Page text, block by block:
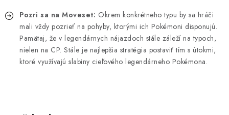
Pozri sa na Moveset: Okrem konkrétneho typu by sa hráči
mali vždy pozrieť na pohyby, ktorými ich Pokémoni disponujú.
Pamätaj, že v legendárnych nájazdoch stále záleží na typoch,
nielen na CP. Stále je najlepšia stratégia postaviť tím s útokmi,
ktoré využívajú slabiny cieľového legendárneho Pokémona.